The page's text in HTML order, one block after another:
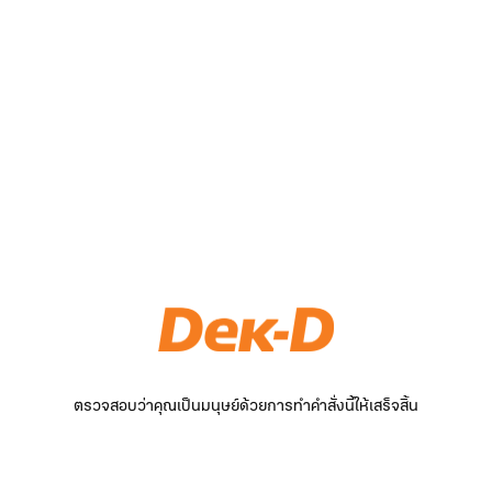
ตรวจสอบว่าคุณเป็นมนุษย์ด้วยการทำคำสั่งนี้ให้เสร็จสิ้น